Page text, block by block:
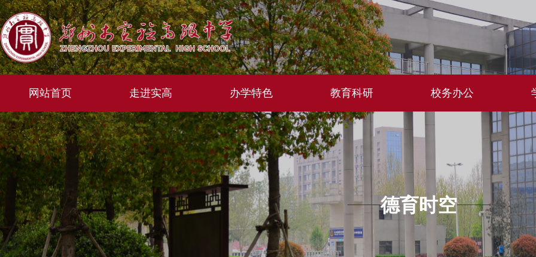
网站首页 走进实高 办学特色 教育科研 校务办公
德育时空